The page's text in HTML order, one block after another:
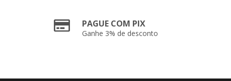
PAGUE COM PIX
Ganhe 3% de desconto